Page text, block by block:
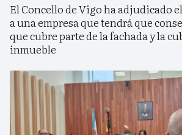
El Concello de Vigo ha adjudicado
a una empresa que tendrá que
que cubre parte de la fachada y la
inmueble